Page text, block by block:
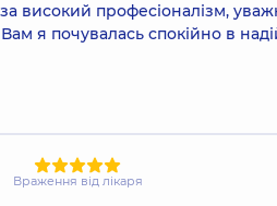
професіоналізм,
я почувалась спокійно в
Враження від лікаря